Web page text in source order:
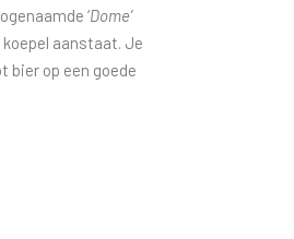
‘Dome’
aanstaat. Je
bier op een goede